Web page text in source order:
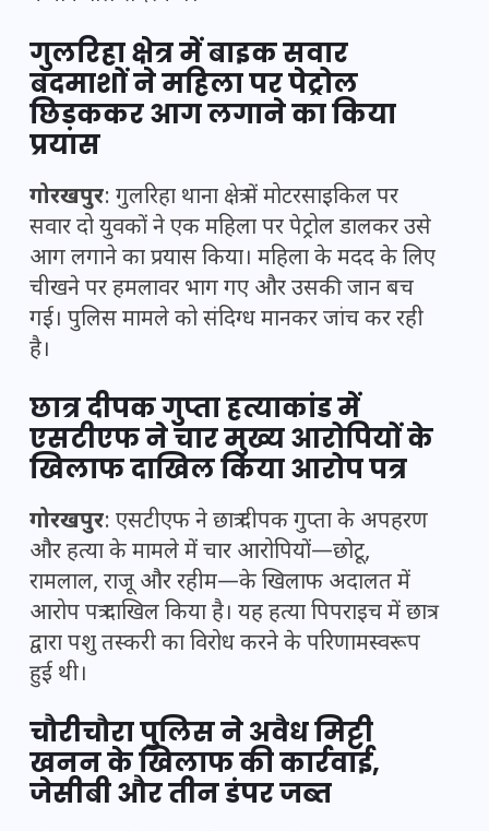
गुलरिहा क्षेत्र में बाइक सवार
बदमाशों ने महिला पर पेट्रोल
छिड़ककर आग लगाने का किया
प्रयास
गोरखपुर: गुलरिहा थाना क्षेत्र में मोटरसाइकिल पर
सवार दो युवकों ने एक महिला पर पेट्रोल डालकर उसे
आग लगाने का प्रयास किया। महिला के मदद के लिए
चीखने पर हमलावर भाग गए और उसकी जान बच
गई। पुलिस मामले को संदिग्ध मानकर जांच कर रही
है।
छात्र दीपक गुप्ता हत्याकांड में
एसटीएफ ने चार मुख्य आरोपियों के
खिलाफ दाखिल किया आरोप पत्र
गोरखपुर: एसटीएफ ने छात्र दीपक गुप्ता के अपहरण
और हत्या के मामले में चार आरोपियों—छोटू,
रामलाल, राजू और रहीम—के खिलाफ अदालत में
आरोप पत्र दाखिल किया है। यह हत्या पिपराइच में छात्र
द्वारा पशु तस्करी का विरोध करने के परिणामस्वरूप
हुई थी।
चौरीचौरा पुलिस ने अवैध मिट्टी
खनन के खिलाफ की कार्रवाई,
जेसीबी और तीन डंपर जब्त